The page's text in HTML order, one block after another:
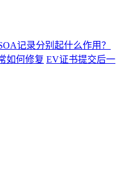
记录分别起什么作用？
如何修复 EV证书提交后一